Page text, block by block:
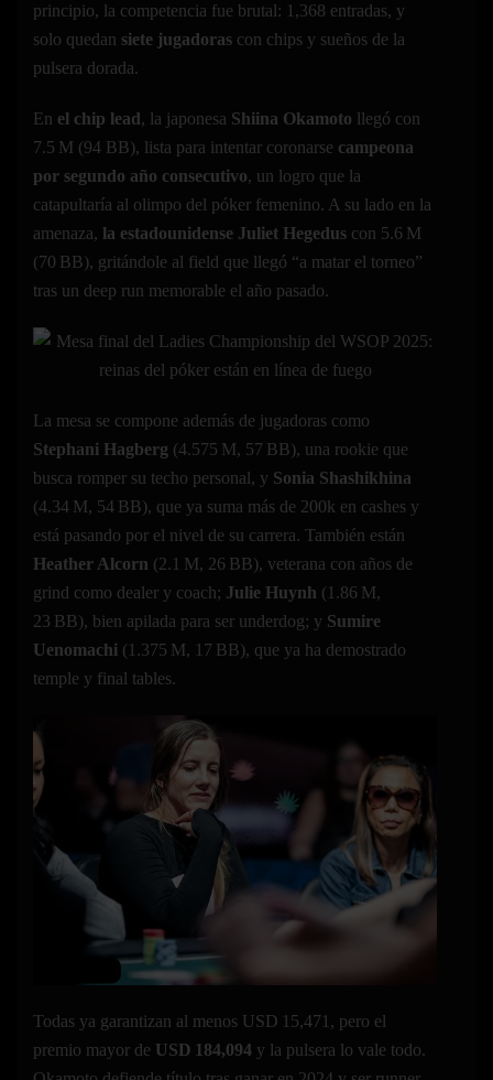
principio, la competencia fue brutal: 1,368 entradas, y
solo quedan siete jugadoras con chips y sueños de la
pulsera dorada.
En el chip lead, la japonesa Shiina Okamoto llegó con
7.5 M (94 BB), lista para intentar coronarse campeona
por segundo año consecutivo, un logro que la
catapultaría al olimpo del póker femenino. A su lado en la
amenaza, la estadounidense Juliet Hegedus con 5.6 M
(70 BB), gritándole al field que llegó “a matar el torneo”
tras un deep run memorable el año pasado.
La mesa se compone además de jugadoras como
Stephani Hagberg (4.575 M, 57 BB), una rookie que
busca romper su techo personal, y Sonia Shashikhina
(4.34 M, 54 BB), que ya suma más de 200k en cashes y
está pasando por el nivel de su carrera. También están
Heather Alcorn (2.1 M, 26 BB), veterana con años de
grind como dealer y coach; Julie Huynh (1.86 M,
23 BB), bien apilada para ser underdog; y Sumire
Uenomachi (1.375 M, 17 BB), que ya ha demostrado
temple y final tables.
Todas ya garantizan al menos USD 15,471, pero el
premio mayor de USD 184,094 y la pulsera lo vale todo.